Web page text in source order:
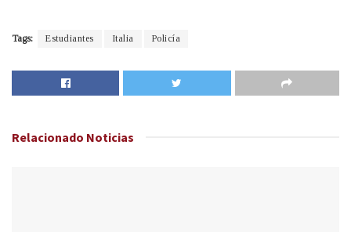
Tags: Estudiantes Italia Policía
Relacionado Noticias